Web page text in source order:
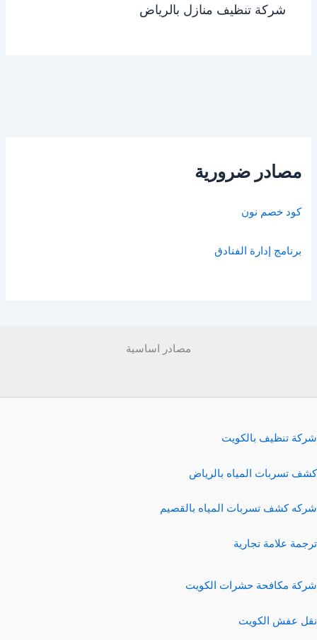
شركة تنظيف منازل بالرياض
مصادر ضرورية
كود خصم نون
برنامج إدارة الفنادق
مصادر اساسية
شركة تنظيف بالكويت
كشف تسربات المياه بالرياض
شركه كشف تسربات المياه بالقصيم
ترجمة علامة تجارية
شركة مكافحة حشرات الكويت
نقل عفش الكويت